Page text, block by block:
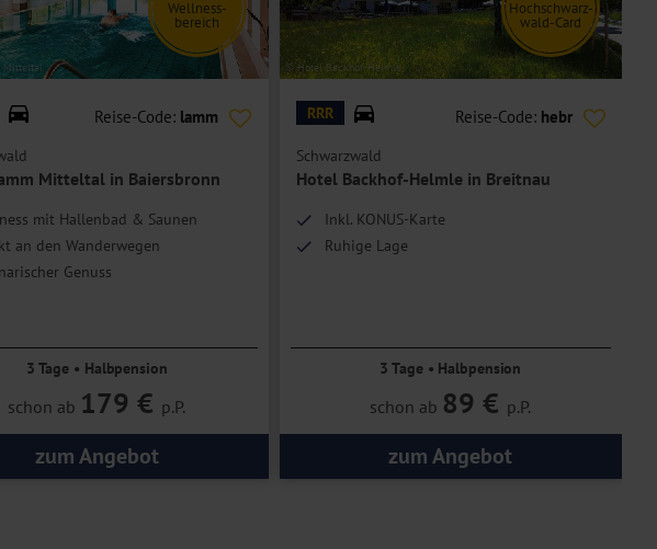
Mitteltal
Wellness-
bereich
Reise-Code: lamm
Mitteltal in Baiersbronn
mit Hallenbad & Saunen
an den Wanderwegen
Genuss
3 Tage • Halbpension
schon ab 179 € p.P.
zum Angebot
© Hotel Backhof-Helmle
Hochschwarz-
wald-Card
RRR Reise-Code: hebr
Schwarzwald
Hotel Backhof-Helmle in Breitnau
Inkl. KONUS-Karte
Ruhige Lage
3 Tage • Halbpension
schon ab 89 € p.P.
zum Angebot